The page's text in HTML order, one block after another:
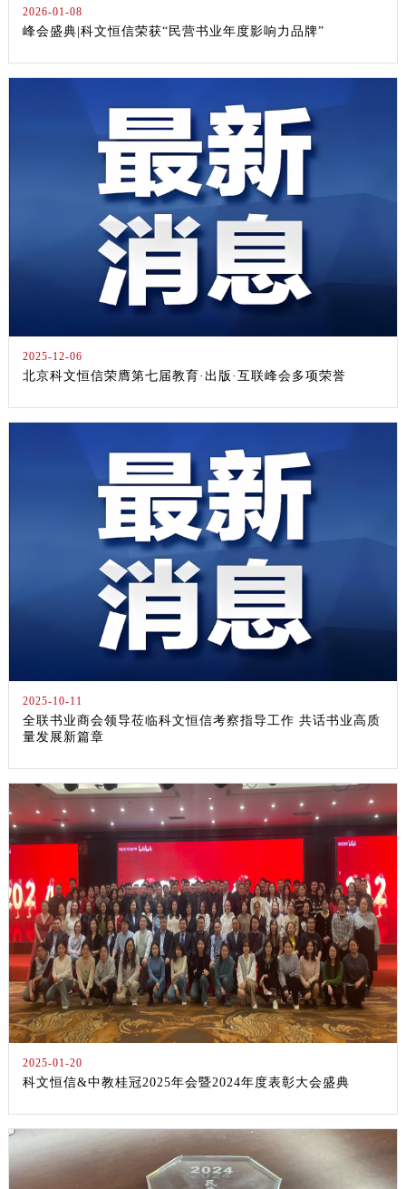
2026-01-08
峰会盛典|科文恒信荣获“民营书业年度影响力品牌”
2025-12-06
北京科文恒信荣膺第七届教育·出版·互联峰会多项荣誉
2025-10-11
全联书业商会领导莅临科文恒信考察指导工作 共话书业高质
量发展新篇章
2025-01-20
科文恒信&中教桂冠2025年会暨2024年度表彰大会盛典